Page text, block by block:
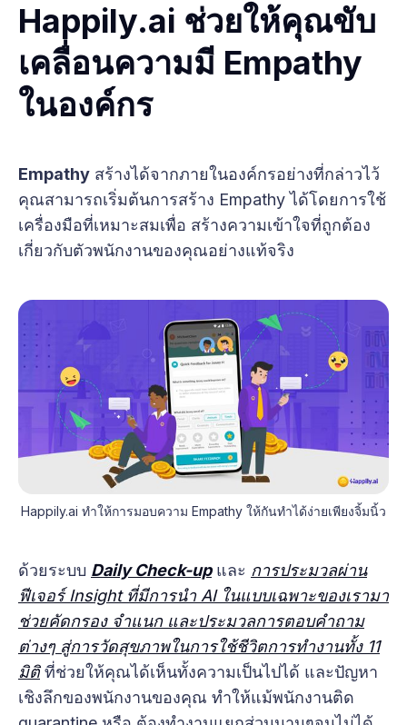
Happily.ai ช่วยให้คุณขับ
เคลื่อนความมี Empathy
ในองค์กร
Empathy สร้างได้จากภายในองค์กรอย่างที่กล่าวไว้
คุณสามารถเริ่มต้นการสร้าง Empathy ได้โดยการใช้
เครื่องมือที่เหมาะสมเพื่อ สร้างความเข้าใจที่ถูกต้อง
เกี่ยวกับตัวพนักงานของคุณอย่างแท้จริง
Happily.ai ทำให้การมอบความ Empathy ให้กันทำได้ง่ายเพียงจิ้มนิ้ว
ด้วยระบบ Daily Check-upและ การประมวลผ่าน
ฟีเจอร์ Insight ที่มีการนำ AI ในแบบเฉพาะของเรามา
ช่วยคัดกรอง จำแนก และประมวลการตอบคำถาม
ต่างๆ สู่การวัดสุขภาพในการใช้ชีวิตการทำงานทั้ง 11
มิติที่ช่วยให้คุณได้เห็นทั้งความเป็นไปได้ และปัญหา
เชิงลึกของพนักงานของคุณ ทำให้แม้พนักงานติด